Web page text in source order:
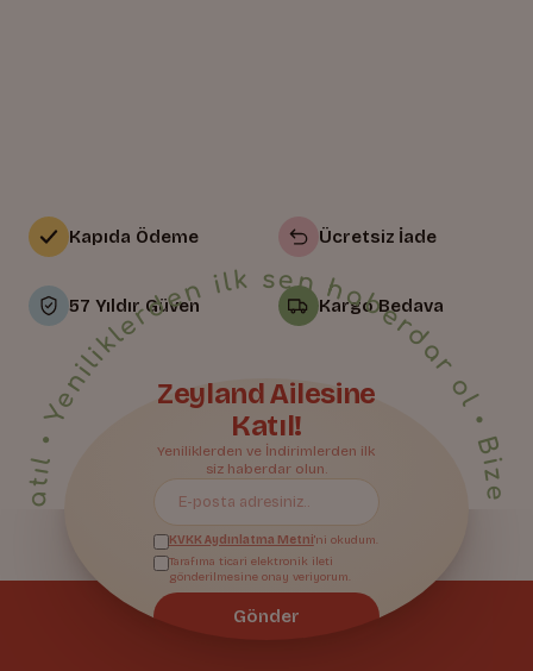
Kapıda Ödeme
57 Yıldır Güven
Ücretsiz İade
Kargo Bedava
Bize Katıl• Yeniliklerden ilk sen haberdar ol • Bize Katıl • Yeniliklerden ilk sen haberdar ol • Bize Katıl • Yeniliklerden ilk sen haberdar ol • Bize Katıl • Yeniliklerden ilk sen haberdar ol • Bize Katıl • Yeniliklerden ilk sen haberdar ol • Bize Katıl • Yeniliklerden ilk sen haberdar ol • Bize Katıl • Yeniliklerden ilk sen haberdar ol • Bize Katıl • Yeniliklerden ilk sen haberdar ol • Bize Katıl • Yeniliklerden ilk sen haberdar ol • Bize Katıl • Yeniliklerden ilk sen haberdar ol • Bize Katıl • Yeniliklerden ilk sen haberdar ol • Bize Katıl • Yeniliklerden ilk sen haberdar ol • Bize Katıl • Yeniliklerden ilk sen haberdar ol • Bize Katıl • Yeniliklerden ilk sen haberdar ol • Bize Katıl • Yeniliklerden ilk sen haberdar ol •
Zeyland Ailesine
Katıl!
Yeniliklerden ve İndirimlerden ilk
siz haberdar olun.
KVKK Aydınlatma Metni'ni okudum.
Tarafıma ticari elektronik ileti
gönderilmesine onay veriyorum.
Gönder